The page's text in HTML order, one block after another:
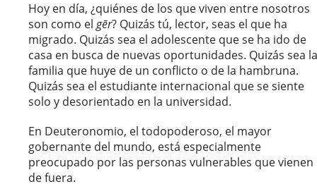
Hoy en día, ¿quiénes de los que viven entre nosotros
son como el gēr? Quizás tú, lector, seas el que ha
migrado. Quizás sea el adolescente que se ha ido de
casa en busca de nuevas oportunidades. Quizás sea la
familia que huye de un conflicto o de la hambruna.
Quizás sea el estudiante internacional que se siente
solo y desorientado en la universidad.
En Deuteronomio, el todopoderoso, el mayor
gobernante del mundo, está especialmente
preocupado por las personas vulnerables que vienen
de fuera.